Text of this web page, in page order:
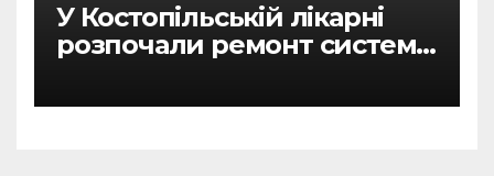
У Костопільській лікарні
розпочали ремонт системи